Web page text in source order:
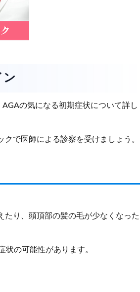
ン
の気になる初期症状について詳し
で医師による診察を受けましょう。
り、頭頂部の髪の毛が少なくなった
の可能性があります。